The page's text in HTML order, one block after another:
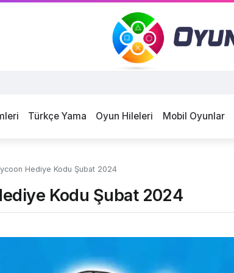
Türkçe Yama Oyun Hileleri Mobil Oyunlar
Hediye Kodu Şubat 2024
Kodu Şubat 2024